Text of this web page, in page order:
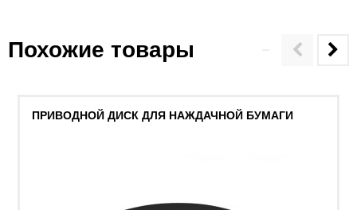
Похожие товары
ПРИВОДНОЙ ДИСК ДЛЯ НАЖДАЧНОЙ БУМАГИ